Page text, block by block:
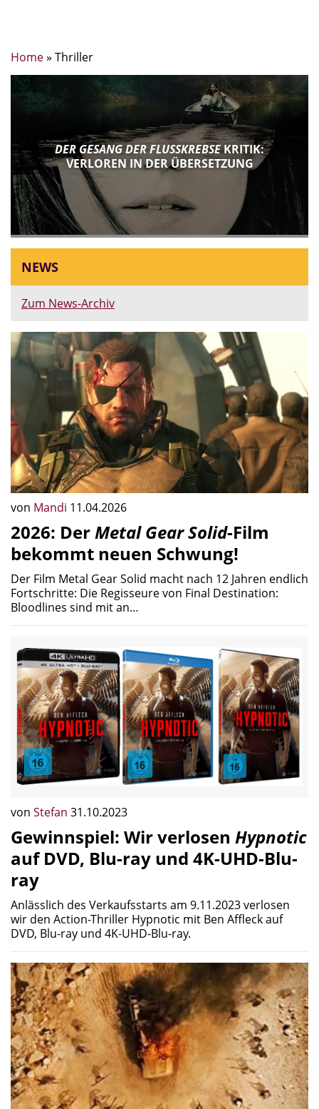
Home» Thriller
DER GESANG DER FLUSSKREBSEKRITIK:
VERLOREN IN DER ÜBERSETZUNG
NEWS
Zum News-Archiv
von Mandi 11.04.2026
2026: DerMetal Gear Solid-Film
bekommt neuen Schwung!
Der Film Metal Gear Solid macht nach 12 Jahren endlich
Fortschritte: Die Regisseure von Final Destination:
Bloodlines sind mit an…
von Stefan 31.10.2023
Gewinnspiel: Wir verlosen Hypnotic
auf DVD, Blu-ray und 4K-UHD-Blu-
ray
Anlässlich des Verkaufsstarts am 9.11.2023 verlosen
wir den Action-Thriller Hypnotic mit Ben Affleck auf
DVD, Blu-ray und 4K-UHD-Blu-ray.